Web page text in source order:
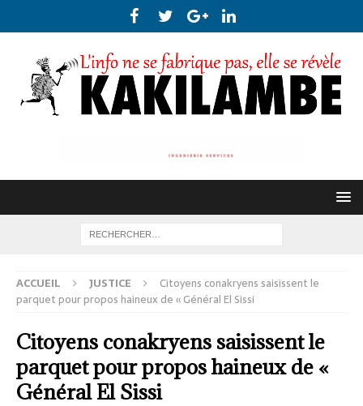
ACCUEIL JUSTICE
Citoyens conakryens saisissent le
parquet pour propos haineux de « Général El Sissi
Citoyens conakryens saisissent le
parquet pour propos haineux de «
Général El Sissi